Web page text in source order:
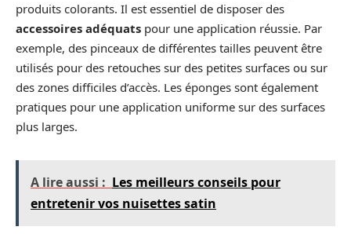
produits colorants. Il est essentiel de disposer des
accessoires adéquats pour une application réussie. Par
exemple, des pinceaux de différentes tailles peuvent être
utilisés pour des retouches sur des petites surfaces ou sur
des zones difficiles d’accès. Les éponges sont également
pratiques pour une application uniforme sur des surfaces
plus larges.
A lire aussi : Les meilleurs conseils pour
entretenir vos nuisettes satin